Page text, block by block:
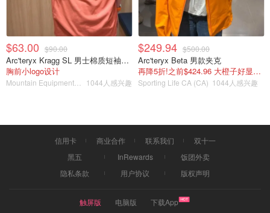
$63.00 $90.00
Arc'teryx Kragg SL 男士棉质短袖T恤
胸前小logo设计
1044人感兴趣
$249.94 $500.00
Arc'teryx Beta 男款夹克
再降5折!之前$424.96 大橙子好显白 蹲补
Sporting Life CA (CA) 1044人感兴趣
信用卡 商业合作 联系我们
双十一
黑五
InRewards
饭团外卖
隐私条款
用户协议 版权声明
触屏版 电脑版 下载App